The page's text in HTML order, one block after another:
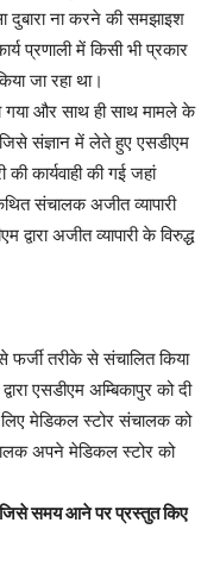
ना करने की समझाइश
प्रणाली में किसी भी प्रकार
जा रहा था।
गया और साथ ही साथ मामले के
संज्ञान में लेते हुए एसडीएम
की कार्यवाही की गई जहां
संचालक अजीत व्यापारी
अजीत व्यापारी के विरुद्ध
फर्जी तरीके से संचालित किया
द्वारा एसडीएम अम्बिकापुर को दी
लिए मेडिकल स्टोर संचालक को
अपने मेडिकल स्टोर को
जिसे समय आने पर प्रस्तुत किए